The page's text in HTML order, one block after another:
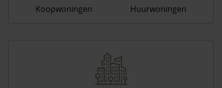
Koopwoningen
Huurwoningen